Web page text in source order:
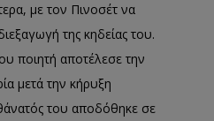
με τον Πινοσέτ να
της κηδείας του.
ποιητή αποτέλεσε την
μετά την κήρυξη
του αποδόθηκε σε